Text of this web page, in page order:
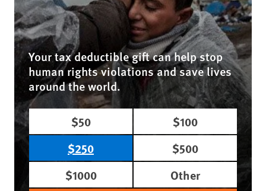
Your tax deductible gift can help stop
human rights violations and save lives
around the world.
$50
$100
$250
$500
$1000
Other